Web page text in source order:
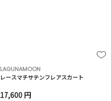
LAGUNAMOON
レースマチサテンフレアスカート
17,600 円